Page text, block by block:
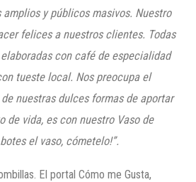
y públicos masivos. Nuestro
felices a nuestros clientes. Todas
con café de especialidad
tueste local. Nos preocupa el
nuestras dulces formas de aportar
de vida, es con nuestro Vaso de
botes el vaso, cómetelo!”.
El portal Cómo me Gusta,